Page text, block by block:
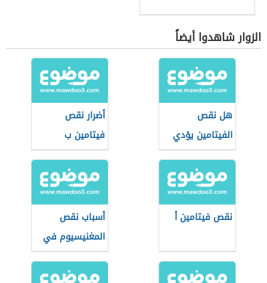
الزوار شاهدوا أيضاً
هل نقص
الفيتامين يؤدي
إلى تساقط الشعر
أضرار نقص
فيتامين ب
نقص فيتامين أ
أسباب نقص
المغنيسيوم في
الجسم